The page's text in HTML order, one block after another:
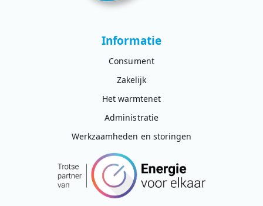
Informatie
Consument
Zakelijk
Het warmtenet
Administratie
Werkzaamheden en storingen